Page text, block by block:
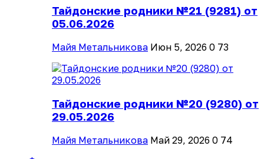
Тайдонские родники №21 (9281) от
05.06.2026
Майя Метальникова Июн 5, 2026 0 73
Тайдонские родники №20 (9280) от
29.05.2026
Майя Метальникова Май 29, 2026 0 74